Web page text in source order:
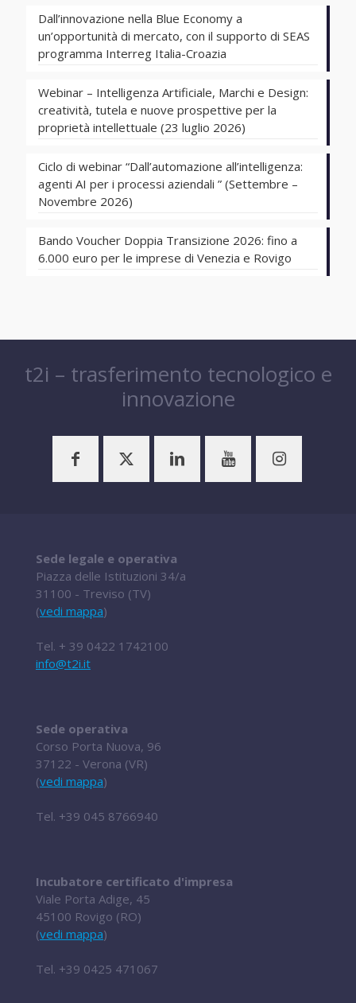
Dall’innovazione nella Blue Economy a
un’opportunità di mercato, con il supporto di SEAS
programma Interreg Italia-Croazia
Webinar – Intelligenza Artificiale, Marchi e Design:
creatività, tutela e nuove prospettive per la
proprietà intellettuale (23 luglio 2026)
Ciclo di webinar “Dall’automazione all’intelligenza:
agenti AI per i processi aziendali ” (Settembre –
Novembre 2026)
Bando Voucher Doppia Transizione 2026: fino a
6.000 euro per le imprese di Venezia e Rovigo
t2i – trasferimento tecnologico e
innovazione
Sede legale e operativa
Piazza delle Istituzioni 34/a
31100 - Treviso (TV)
(vedi mappa)
Tel. + 39 0422 1742100
info@t2i.it
Sede operativa
Corso Porta Nuova, 96
37122 - Verona (VR)
(vedi mappa)
Tel. +39 045 8766940
Incubatore certificato d'impresa
Viale Porta Adige, 45
45100 Rovigo (RO)
(vedi mappa)
Tel. +39 0425 471067